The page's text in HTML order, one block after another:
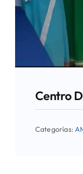
Centro
Categorías: